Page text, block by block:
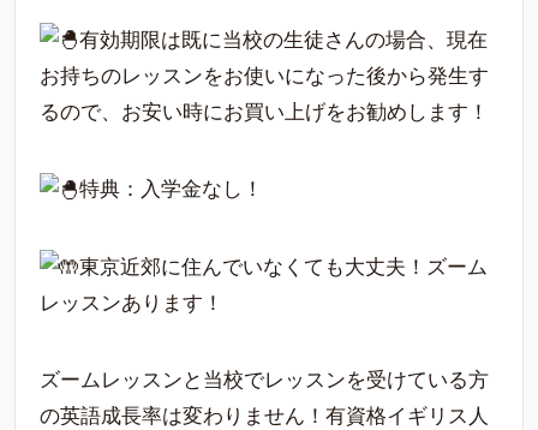
有効期限は既に当校の生徒さんの場合、現在
お持ちのレッスンをお使いになった後から発生す
るので、お安い時にお買い上げをお勧めします！
特典：入学金なし！
東京近郊に住んでいなくても大丈夫！ズーム
レッスンあります！
ズームレッスンと当校でレッスンを受けている方
の英語成長率は変わりません！有資格イギリス人